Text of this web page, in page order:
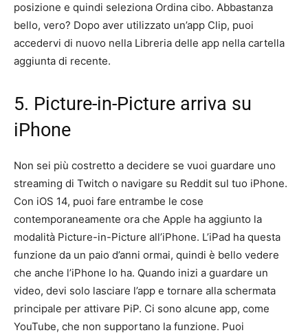
posizione e quindi seleziona Ordina cibo. Abbastanza
bello, vero? Dopo aver utilizzato un’app Clip, puoi
accedervi di nuovo nella Libreria delle app nella cartella
aggiunta di recente.
5. Picture-in-Picture arriva su
iPhone
Non sei più costretto a decidere se vuoi guardare uno
streaming di Twitch o navigare su Reddit sul tuo iPhone.
Con iOS 14, puoi fare entrambe le cose
contemporaneamente ora che Apple ha aggiunto la
modalità Picture-in-Picture all’iPhone. L’iPad ha questa
funzione da un paio d’anni ormai, quindi è bello vedere
che anche l’iPhone lo ha. Quando inizi a guardare un
video, devi solo lasciare l’app e tornare alla schermata
principale per attivare PiP. Ci sono alcune app, come
YouTube, che non supportano la funzione. Puoi